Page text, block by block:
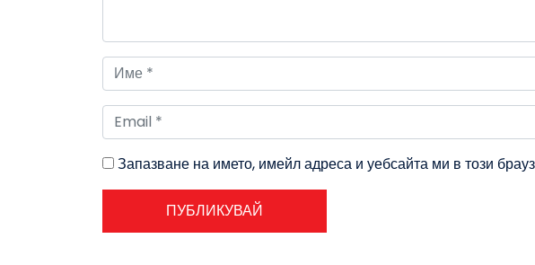
Запазване на името, имейл адреса и уебсайта ми в този